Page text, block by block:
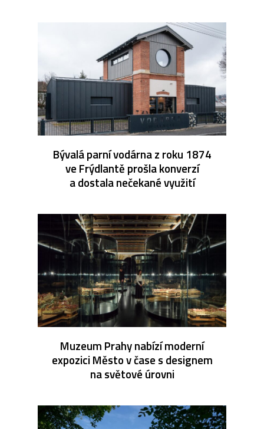
Bývalá parní vodárna z roku 1874
ve Frýdlantě prošla konverzí
a dostala nečekané využití
Muzeum Prahy nabízí moderní
expozici Město v čase s designem
na světové úrovni